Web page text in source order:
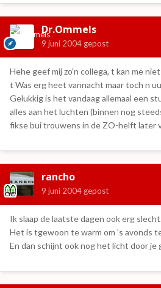
Dr.Ommels
9 juni 2004 gepost
Hehe geef mij zo'n collega, t kan me
t Was erg heet vannacht maar toch n
Gelukkig is het vandaag allemaal een
alles aan het luchten (binnen nog
fikse bui trouwens in de ZO-helft later
rancho
9 juni 2004 gepost
Ik slaap de laatste dagen ook erg slecht.
Het is tgewoon te warm om 's avonds
En dan schijnt ook nog het licht door je